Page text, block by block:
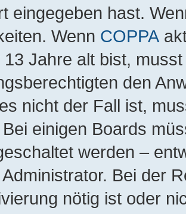
eingegeben hast.
Wenn COPPA
13 Jahre alt bist,
den
nicht der Fall ist,
einigen Boards
werden –
Bei der
nötig ist oder